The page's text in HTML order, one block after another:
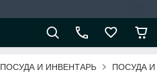
ПОСУДА И ИНВЕНТАРЬ ПОСУДА